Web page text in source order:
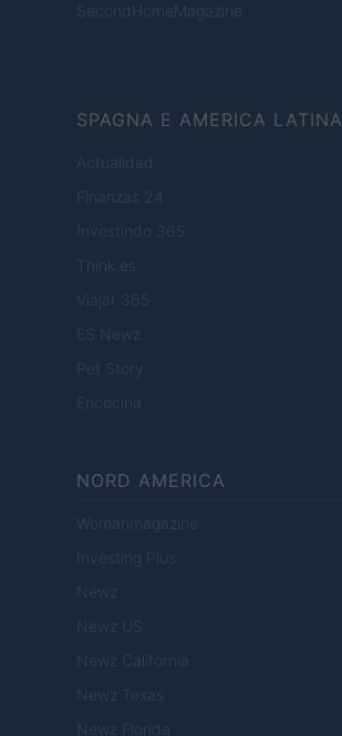
SecondHomeMagazine
SPAGNA E AMERICA LATINA
Actualidad
Finanzas 24
Investindo 365
Think.es
Viajar 365
ES Newz
Pet Story
Encocina
NORD AMERICA
Womanmagazine
Investing Plus
Newz
Newz US
Newz California
Newz Texas
Newz Florida